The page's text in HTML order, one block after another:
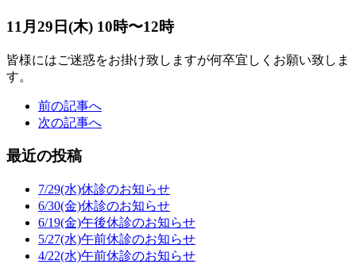
11月29日(木) 10時〜12時
皆様にはご迷惑をお掛け致しますが何卒宜しくお願い致しま
す。
前の記事へ
次の記事へ
最近の投稿
7/29(水)休診のお知らせ
6/30(金)休診のお知らせ
6/19(金)午後休診のお知らせ
5/27(水)午前休診のお知らせ
4/22(水)午前休診のお知らせ